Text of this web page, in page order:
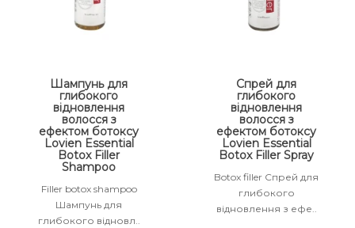
Шампунь для
глибокого
відновлення
волосся з
ефектом ботоксу
Lovien Essential
Botox Filler
Shampoo
Filler botox shampoo
Шампунь для
глибокого відновл..
Спрей для
глибокого
відновлення
волосся з
ефектом ботоксу
Lovien Essential
Botox Filler Spray
Botox filler Спрей для
глибокого
відновлення з ефе..